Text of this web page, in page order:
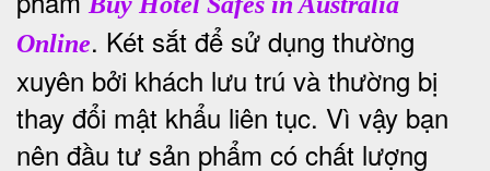
Online. Két sắt để sử dụng thường
xuyên bởi khách lưu trú và thường bị
thay đổi mật khẩu liên tục. Vì vậy bạn
nên đầu tư sản phẩm có chất lượng